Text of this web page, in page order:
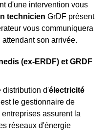
d'une intervention vous
technicien GrDF présent
vous communiquera
son arrivée.
(ex-ERDF) et GRDF
distribution d'électricité
est le gestionnaire de
entreprises assurent la
réseaux d'énergie